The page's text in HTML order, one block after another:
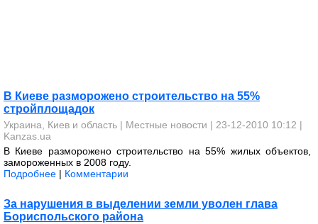
В Киеве разморожено строительство на 55%
стройплощадок
Украина, Киев и область | Местные новости | 23-12-2010 10:12 |
Kanzas.ua
В Киеве разморожено строительство на 55% жилых объектов,
замороженных в 2008 году.
Подробнее | Комментарии
За нарушения в выделении земли уволен глава
Бориспольского района